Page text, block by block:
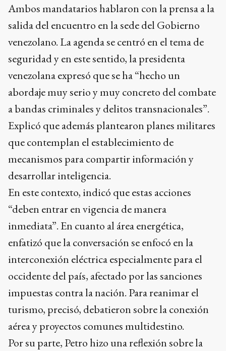
Ambos mandatarios hablaron con la prensa a la
salida del encuentro en la sede del Gobierno
venezolano. La agenda se centró en el tema de
seguridad y en este sentido, la presidenta
venezolana expresó que se ha “hecho un
abordaje muy serio y muy concreto del combate
a bandas criminales y delitos transnacionales”.
Explicó que además plantearon planes militares
que contemplan el establecimiento de
mecanismos para compartir información y
desarrollar inteligencia.
En este contexto, indicó que estas acciones
“deben entrar en vigencia de manera
inmediata”. En cuanto al área energética,
enfatizó que la conversación se enfocó en la
interconexión eléctrica especialmente para el
occidente del país, afectado por las sanciones
impuestas contra la nación. Para reanimar el
turismo, precisó, debatieron sobre la conexión
aérea y proyectos comunes multidestino.
Por su parte, Petro hizo una reflexión sobre la